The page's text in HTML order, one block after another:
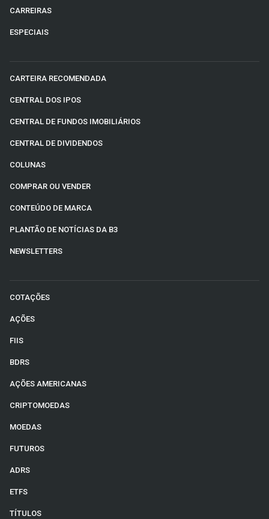
CARREIRAS
ESPECIAIS
CARTEIRA RECOMENDADA
CENTRAL DOS IPOS
CENTRAL DE FUNDOS IMOBILIÁRIOS
CENTRAL DE DIVIDENDOS
COLUNAS
COMPRAR OU VENDER
CONTEÚDO DE MARCA
PLANTÃO DE NOTÍCIAS DA B3
NEWSLETTERS
COTAÇÕES
AÇÕES
FIIS
BDRS
AÇÕES AMERICANAS
CRIPTOMOEDAS
MOEDAS
FUTUROS
ADRS
ETFS
TÍTULOS